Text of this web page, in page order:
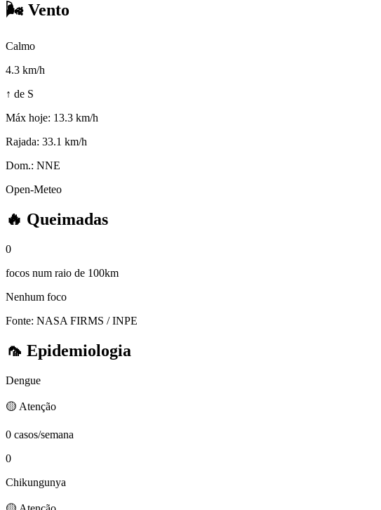
🌬️ Vento
Calmo
4.3 km/h
↑ de S
Máx hoje: 13.3 km/h
Rajada: 33.1 km/h
Dom.: NNE
Open-Meteo
🔥 Queimadas
0
focos num raio de 100km
Nenhum foco
Fonte: NASA FIRMS / INPE
🦟 Epidemiologia
Dengue
🟡 Atenção
0 casos/semana
0
Chikungunya